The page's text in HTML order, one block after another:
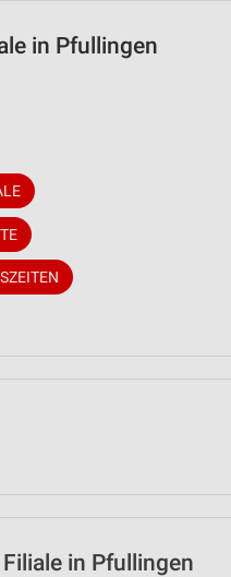
in Pfullingen
in Pfullingen